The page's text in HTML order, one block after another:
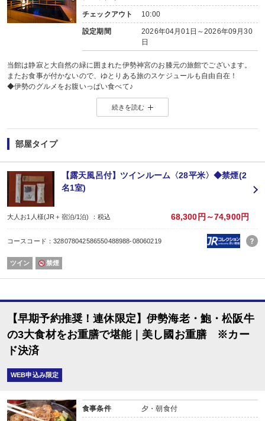
チェックアウト 10:00
設定期間
2026年04月01日～2026年09月30
日
当館は静寂と大自然の緑に囲まれた伊勢神宮のお膝元の旅館でございます。
またお食事が付かないので、ゆとりある旅のスケジュールも自由自在！
◆伊勢のグルメをお腹いっぱい食べて♪
◆伊勢神宮参拝や二見浦、鳥羽をじっくり観光して♪
◆夜は大浴場露天風呂の温泉でまったり♪
最終21：00チェックインOKだから時間を気にせず伊勢を満喫できます！
是非一度当館へお越しいただいてマイナスイオンをたっぷりと味わってみては
※本プランにはお食事は含まれておりません。追加でのお申し込みは致しかね
あらかじめご了承くださいませ。
※２泊目以降のお部屋のお掃除はございません。
《お風呂のご案内》
《新美里温泉・長寿の湯》
泉質：アルカリ単純泉（低張性アルカリ性低温泉）
アルカリ度が高く美肌効果が高い温泉と言われています。
日常の疲れを癒しましょう♪
近鉄線宇治山田駅「バス乗り場７番」より、毎時00分・30分の無料送迎を
状況により便が出ない場合がございます。予めご了承くださいませ。
バス乗り場などの詳細は千の杜ホームページをご確認くださいますようお願い
★☆電車でお越しの方必見☆★
伊勢神宮内宮または外宮へのお送りも承っております。
■おタバコを吸われる方へ
★愛知、三重、富山、愛媛、山梨で17の旅館【記念日の宿 海栄 RYOKANS
続きを読む
部屋タイプ
【露天風呂付】ツインルーム〈28平米〉◆禁煙(2
名1室)
大人お1人様(JR＋宿泊/1泊) ：税込 68,300円～74,900円
コースコード：328078042586550488988-08060219
ツイン 禁煙
【早期予約推奨！連休限定】伊勢海老・鮑・松阪牛
の3大食材をお重膳で堪能｜美し國お重膳 ※カー
ド決済
WEB申込み限定
食事条件 夕・朝食付